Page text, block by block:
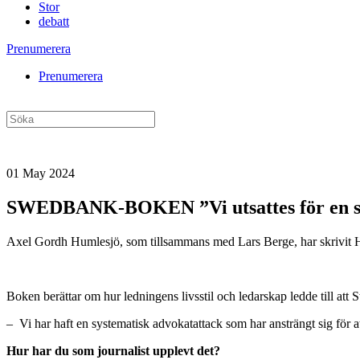
Stor
debatt
Prenumerera
Prenumerera
01 May 2024
SWEDBANK-BOKEN ”Vi utsattes för en
Axel Gordh Humlesjö, som tillsammans med Lars Berge, har
Boken berättar om hur ledningens livsstil och ledarskap ledde till att
– Vi har haft en systematisk advokatattack som har ansträngt sig för
Hur har du som journalist upplevt det?